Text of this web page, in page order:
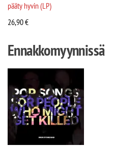
pääty hyvin (LP)
26,90€
Ennakkomyynnissä